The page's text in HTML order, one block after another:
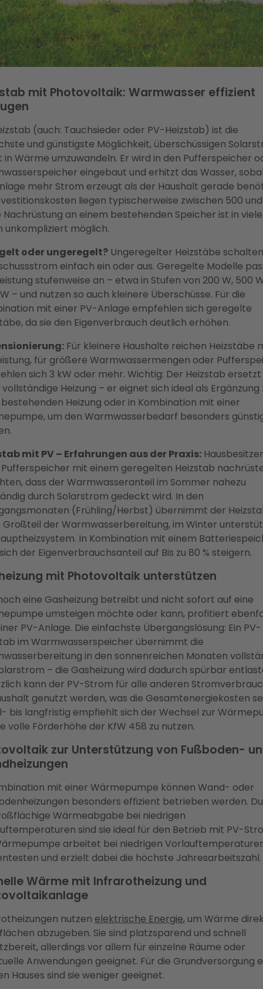
mit Photovoltaik: Warmwasser effizient
(auch: Tauchsieder oder PV-Heizstab) ist die
und günstigste Möglichkeit, überschüssigen
in Wärme umzuwandeln. Er wird in den Pufferspeicher
eingebaut und erhitzt das Wasser,
mehr Strom erzeugt als der Haushalt gerade
liegen typischerweise zwischen 500 und
Nachrüstung an einem bestehenden Speicher ist in
unkompliziert möglich.
oder ungeregelt? Ungeregelter Heizstäbe
einfach ein oder aus. Geregelte Modelle
stufenweise an – etwa in Stufen von 200 W, 500
W – und nutzen so auch kleinere Überschüsse. Für die
mit einer PV-Anlage empfehlen sich geregelte
da sie den Eigenverbrauch deutlich erhöhen.
Für kleinere Haushalte reichen Heizstäbe
für größere Warmwassermengen oder
sich 3 kW oder mehr. Wichtig: Der Heizstab ersetzt
Heizung – er eignet sich ideal als Ergänzung
Heizung oder in Kombination mit einer
um den Warmwasserbedarf besonders
mit PV – Erfahrungen aus der Praxis:
mit einem geregelten Heizstab
dass der Warmwasseranteil im Sommer nahezu
durch Solarstrom gedeckt wird. In den
(Frühling/Herbst) übernimmt der
Großteil der Warmwasserbereitung, im Winter
In Kombination mit einem
der Eigenverbrauchsanteil auf Bis zu 80 % steigern.
mit Photovoltaik unterstützen
eine Gasheizung betreibt und nicht sofort auf eine
umsteigen möchte oder kann, profitiert
PV-Anlage. Die einfachste Übergangslösung: Ein PV-
im Warmwasserspeicher übernimmt die
in den sonnenreichen Monaten
– die Gasheizung wird dadurch spürbar
kann der PV-Strom für alle anderen
genutzt werden, was die Gesamtenergiekosten
bis langfristig empfiehlt sich der Wechsel zur
volle Förderhöhe der KfW 458 zu nutzen.
zur Unterstützung von Fußboden-
mit einer Wärmepumpe können Wand- oder
besonders effizient betrieben werden.
Wärmeabgabe bei niedrigen
sind sie ideal für den Betrieb mit PV-
arbeitet bei niedrigen
und erzielt dabei die höchste Jahresarbeitszahl.
Wärme mit Infrarotheizung und
nutzen elektrische Energie, um Wärme
abzugeben. Sie sind platzsparend und schnell
allerdings vor allem für einzelne Räume oder
Anwendungen geeignet. Für die Grundversorgung
Hauses sind sie weniger geeignet.